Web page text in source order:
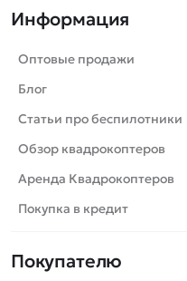
Машинки
Танки
Вертолеты
Катера
Роботы
Самолеты
Сборные модели
Спецтехника
Информация
Оптовые продажи
Блог
Статьи про беспилотники
Обзор квадрокоптеров
Аренда Квадрокоптеров
Покупка в кредит
Покупателю